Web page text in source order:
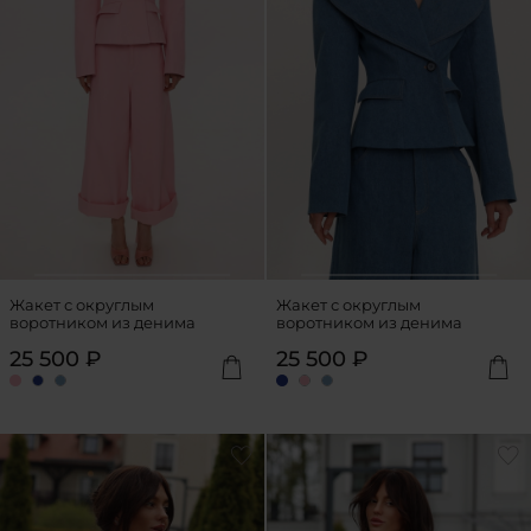
Жакет с округлым
воротником из денима
25 500 ₽
Жакет с округлым
воротником из денима
25 500 ₽